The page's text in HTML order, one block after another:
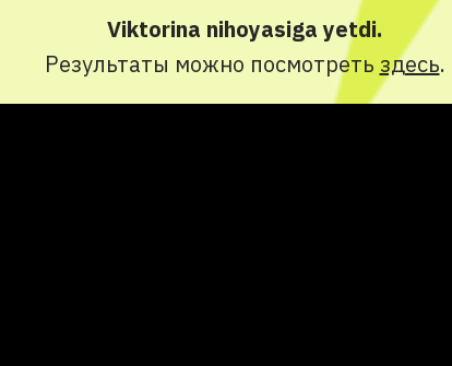
Viktorina nihoyasiga yetdi.
Результаты можно посмотреть здесь.
qaytadan ishtirok etasizmi?olami bo'ylab sayohat qilish aniq
qiziqarli bo'ladi!